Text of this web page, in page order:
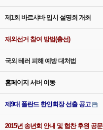
제1회 바르샤바 입시 설명회 개최
재외선거 참여 방법(총선)
국외 테러 피해 예방 대처법
홈페이지 서버 이동
제9대 폴란드 한인회장 선출 공고
2015년 송년회 안내 및 협찬 후원 공문